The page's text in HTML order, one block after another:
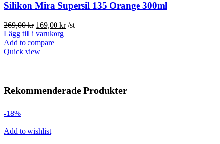
Silikon Mira Supersil 135 Orange 300ml
269,00kr Det
ursprungliga
priset
var:
169,00 krDet
/st
Lägg till i varukorg
Add to compare
Quick view
Rekommenderade Produkter
-18%
Add to wishlist